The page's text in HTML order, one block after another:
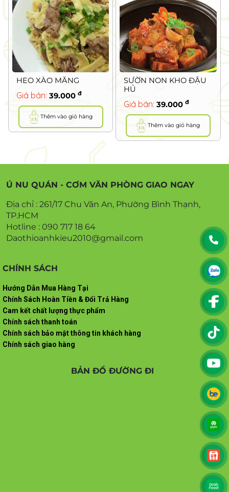
SƯỜN NON KHO ĐẬU
Giá bán:39.000
Thêm vào giỏ hàng
ỐC XÀO SẢ ỚT
Thêm vào giỏ hàng
Ú NU QUÁN - CƠM VĂN PHÒNG GIAO NGAY
Địa chỉ : 261/17 Chu Văn An, Phường Bình Thạnh,
TP.HCM
Hotline : 090 717 18 64
Daothioanhkieu2010@gmail.com
CHÍNH SÁCH
Hướng Dẫn Mua Hàng Tại
Chính Sách Hoàn Tiền & Đổi Trả Hàng
Cam kết chất lượng thực phẩm
Chính sách thanh toán
Chính sách bảo mật thông tin khách hàng
Chính sách giao hàng
BẢN ĐỒ ĐƯỜNG ĐI